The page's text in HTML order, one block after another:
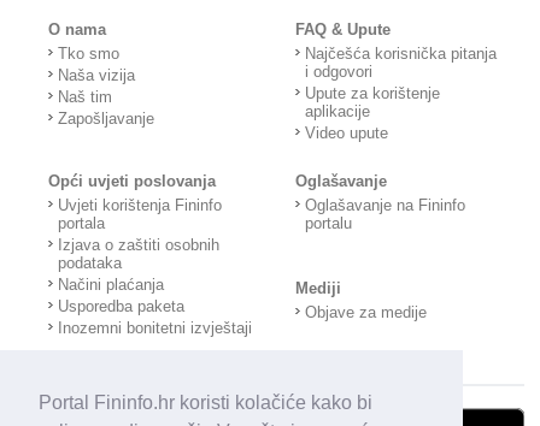
Portal Fininfo.hr koristi kolačiće kako bi
O nama
Tko smo
Naša vizija
Naš tim
Zapošljavanje
FAQ & Upute
Najčešća korisnička pitanja
i odgovori
Upute za korištenje
aplikacije
Video upute
Opći uvjeti poslovanja
Uvjeti korištenja Fininfo
portala
Izjava o zaštiti osobnih
podataka
Načini plaćanja
Usporedba paketa
Inozemni bonitetni izvještaji
Oglašavanje
Oglašavanje na Fininfo
portalu
Mediji
Objave za medije